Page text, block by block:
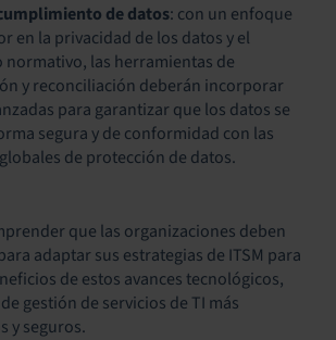
de datos: con un enfoque
en la privacidad de los datos y el
las herramientas de
y reconciliación deberán incorporar
para garantizar que los datos se
segura y de conformidad con las
de protección de datos.
que las organizaciones deben
adaptar sus estrategias de ITSM para
de estos avances tecnológicos,
gestión de servicios de TI más
y seguros.